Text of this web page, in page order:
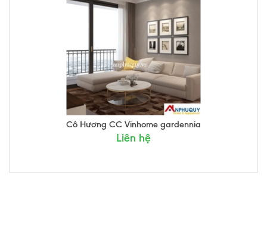
Cô Hương CC Vinhome gardennia
Liên hệ